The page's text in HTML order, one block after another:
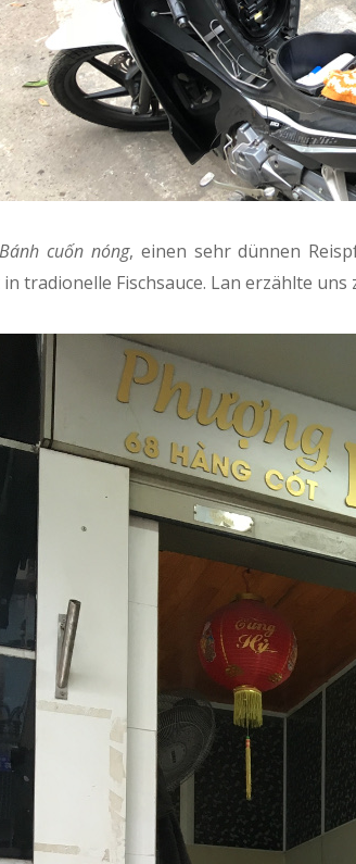
Bánh cuốn nóng, einen sehr dünnen
in tradionelle Fischsauce. Lan erzählte